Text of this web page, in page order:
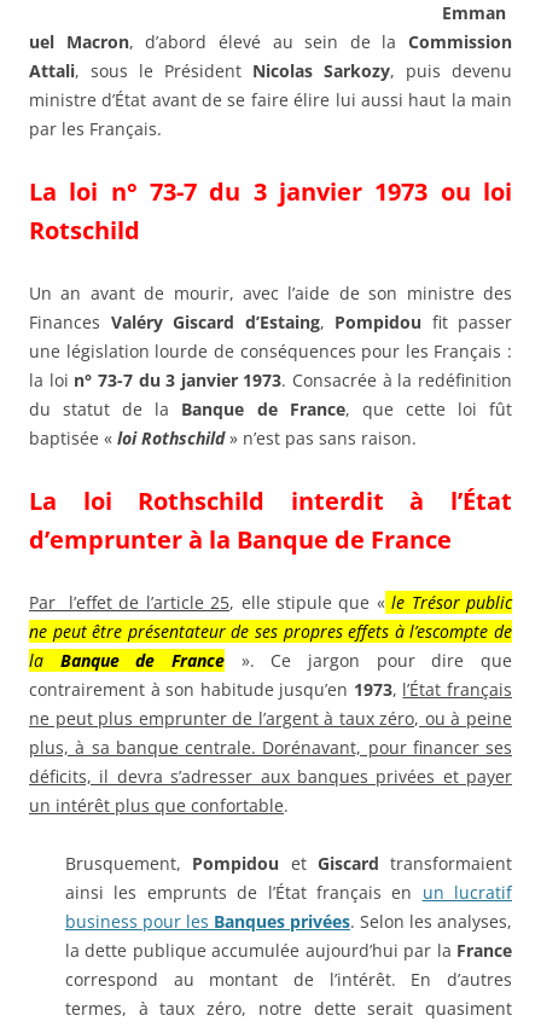
Emman
uel Macron, d’abord élevé au sein de la Commission
Attali, sous le Président Nicolas Sarkozy, puis devenu
ministre d’État avant de se faire élire lui aussi haut la main
par les Français.
La loi n° 73-7 du 3 janvier 1973 ou loi
Rotschild
Un an avant de mourir, avec l’aide de son ministre des
Finances Valéry Giscard d’Estaing, Pompidou fit passer
une législation lourde de conséquences pour les Français :
la loi n° 73-7 du 3 janvier 1973. Consacrée à la redéfinition
du statut de la Banque de France, que cette loi fût
baptisée « loi Rothschild» n’est pas sans raison.
La loi Rothschild interdit à l’État
d’emprunter à la Banque de France
Par l’effet de l’article 25, elle stipule que «le Trésor public
ne peut être présentateur de ses propres effets à l’escompte de
la Banque de France
». Ce jargon pour dire que
contrairement à son habitude jusqu’en 1973, l’État français
ne peut plus emprunter de l’argent à taux zéro, ou à peine
plus, à sa banque centrale. Dorénavant, pour financer ses
déficits, il devra s’adresser aux banques privées et payer
un intérêt plus que confortable.
Brusquement, Pompidou et Giscard transformaient
ainsi les emprunts de l’État français en un lucratif
business pour les Banques privées. Selon les analyses,
la dette publique accumulée aujourd’hui par la France
correspond au montant de l’intérêt. En d’autres
termes, à taux zéro, notre dette serait quasiment